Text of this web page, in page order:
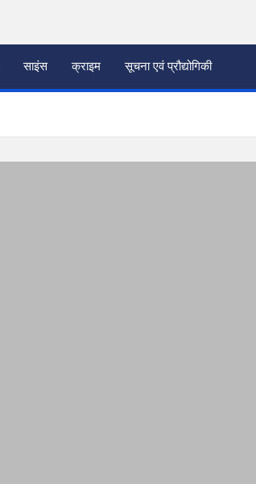
साइंस क्राइम सूचना एवं प्रौद्योगिकी